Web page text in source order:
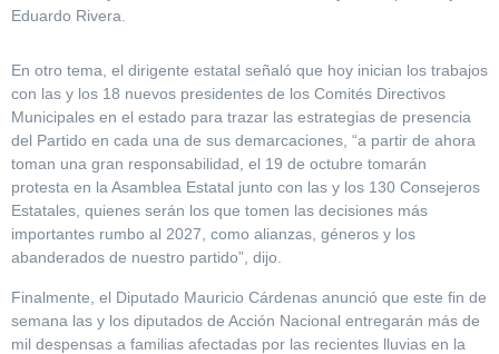
Eduardo Rivera.
En otro tema, el dirigente estatal señaló que hoy inician los trabajos
con las y los 18 nuevos presidentes de los Comités Directivos
Municipales en el estado para trazar las estrategias de presencia
del Partido en cada una de sus demarcaciones, “a partir de ahora
toman una gran responsabilidad, el 19 de octubre tomarán
protesta en la Asamblea Estatal junto con las y los 130 Consejeros
Estatales, quienes serán los que tomen las decisiones más
importantes rumbo al 2027, como alianzas, géneros y los
abanderados de nuestro partido”, dijo.
Finalmente, el Diputado Mauricio Cárdenas anunció que este fin de
semana las y los diputados de Acción Nacional entregarán más de
mil despensas a familias afectadas por las recientes lluvias en la